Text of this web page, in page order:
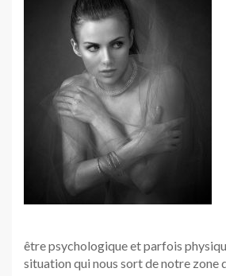
être psychologique et parfois
situation qui nous sort de notre zone